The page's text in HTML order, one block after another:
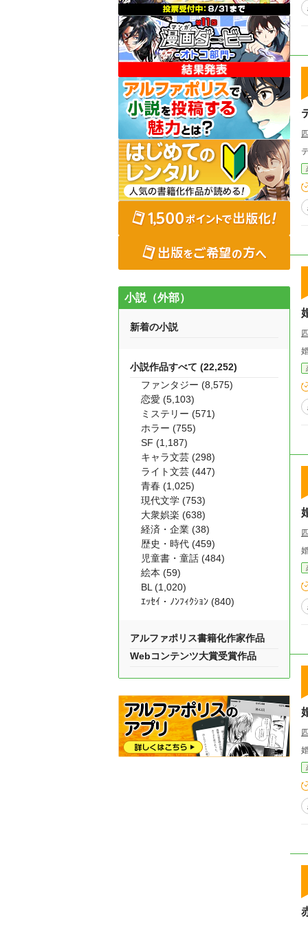
小説（外部）
新着の小説
小説作品すべて (22,252)
ファンタジー (8,575)
恋愛 (5,103)
ミステリー (571)
ホラー (755)
SF (1,187)
キャラ文芸 (298)
ライト文芸 (447)
青春 (1,025)
現代文学 (753)
大衆娯楽 (638)
経済・企業 (38)
歴史・時代 (459)
児童書・童話 (484)
絵本 (59)
BL (1,020)
ｴｯｾｲ・ﾉﾝﾌｨｸｼｮﾝ (840)
アルファポリス書籍化作家作品
Webコンテンツ大賞受賞作品